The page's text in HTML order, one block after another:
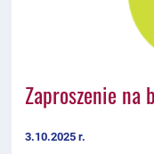
Zaproszenie na
3.10.2025 r.